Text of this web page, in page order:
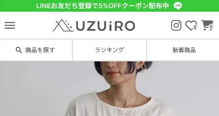
menu 0 0
search 商品を探す ランキング 新着商品